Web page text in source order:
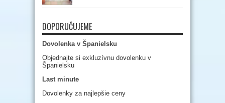
DOPORUČUJEME
Dovolenka v Španielsku
Objednajte si exkluzívnu dovolenku v
Španielsku
Last minute
Dovolenky za najlepšie ceny